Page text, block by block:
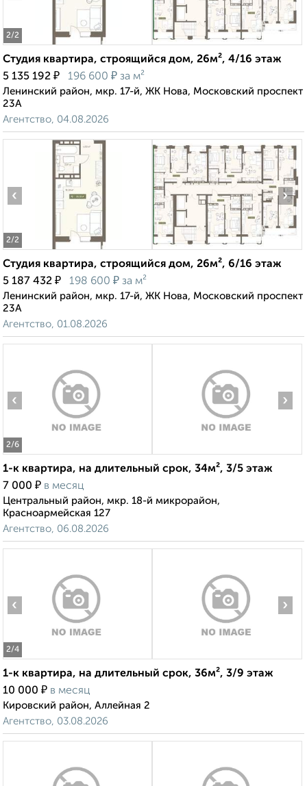
2/2
Студия квартира, строящийся дом, 26м², 4/16 этаж
5 135 192 ₽ 196 600 ₽ за м²
Ленинский район, мкр. 17-й, ЖК Нова, Московский проспект
23А
Агентство, 04.08.2026
2/2
‹ ›
Студия квартира, строящийся дом, 26м², 6/16 этаж
5 187 432 ₽ 198 600 ₽ за м²
Ленинский район, мкр. 17-й, ЖК Нова, Московский проспект
23А
Агентство, 01.08.2026
2/6
‹ ›
1-к квартира, на длительный срок, 34м², 3/5 этаж
7 000 ₽ в месяц
Центральный район, мкр. 18-й микрорайон,
Красноармейская 127
Агентство, 06.08.2026
2/4
‹ ›
1-к квартира, на длительный срок, 36м², 3/9 этаж
10 000 ₽ в месяц
Кировский район, Аллейная 2
Агентство, 03.08.2026